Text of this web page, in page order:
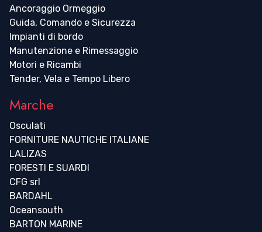
Ancoraggio Ormeggio
Guida, Comando e Sicurezza
Impianti di bordo
Manutenzione e Rimessaggio
Motori e Ricambi
Tender, Vela e Tempo Libero
Marche
Osculati
FORNITURE NAUTICHE ITALIANE
LALIZAS
FORESTI E SUARDI
CFG srl
BARDAHL
Oceansouth
BARTON MARINE